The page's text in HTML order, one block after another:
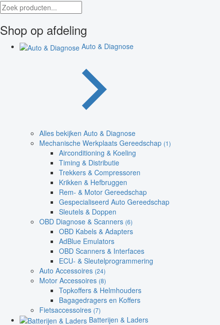
Shop op afdeling
Auto & Diagnose
Alles bekijken Auto & Diagnose
Mechanische Werkplaats Gereedschap (1)
Airconditioning & Koeling
Timing & Distributie
Trekkers & Compressoren
Krikken & Hefbruggen
Rem- & Motor Gereedschap
Gespecialiseerd Auto Gereedschap
Sleutels & Doppen
OBD Diagnose & Scanners (6)
OBD Kabels & Adapters
AdBlue Emulators
OBD Scanners & Interfaces
ECU- & Sleutelprogrammering
Auto Accessoires (24)
Motor Accessoires (8)
Topkoffers & Helmhouders
Bagagedragers en Koffers
Fietsaccessoires (7)
Batterijen & Laders